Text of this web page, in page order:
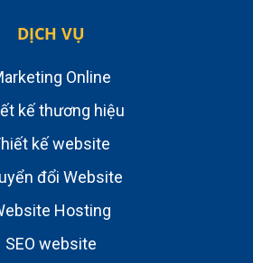
DỊCH VỤ
Online
kế thương hiệu
kế website
đổi Website
Hosting
SEO website